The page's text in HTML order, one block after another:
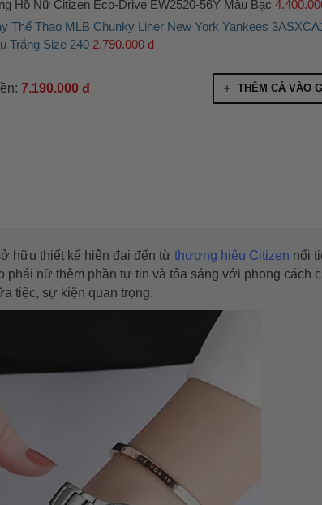
Hồ Nữ Citizen Eco-Drive EW2520-56Y Màu Bạc
Thể Thao MLB Chunky Liner New York Yankees
Trắng Size 240 2.790.000 đ
7.190.000 đ THÊM CẢ VÀO
hữu thiết kế hiện đại đến từ thương hiệu Citizen nổi
nữ thêm phần tự tin và tỏa sáng với phong cách
tiệc, sự kiện quan trọng.